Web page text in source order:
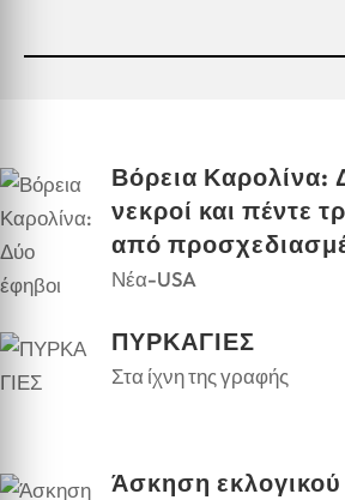
Βόρεια Καρολίνα:
νεκροί και πέντε
από
Νέα-USA
ΠΥΡΚΑΓΙΕΣ
Στα ίχνη της γραφής
Άσκηση εκλογικού